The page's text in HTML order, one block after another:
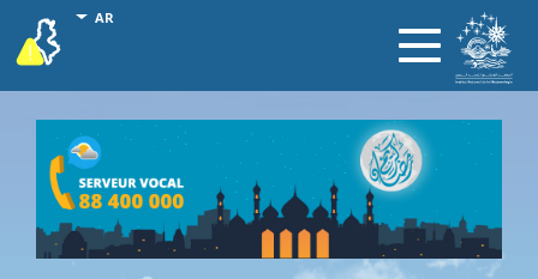
تجاوز
المحتوى
Toggle
navigation
AR
actions
vigilance